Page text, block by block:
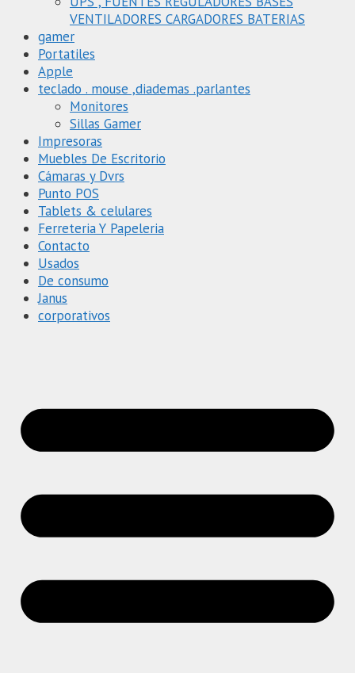
VENTILADORES CARGADORES BATERIAS
gamer
Portatiles
Apple
teclado . mouse ,diademas .parlantes
Monitores
Sillas Gamer
Impresoras
Muebles De Escritorio
Cámaras y Dvrs
Punto POS
Tablets & celulares
Ferreteria Y Papeleria
Contacto
Usados
De consumo
Janus
corporativos